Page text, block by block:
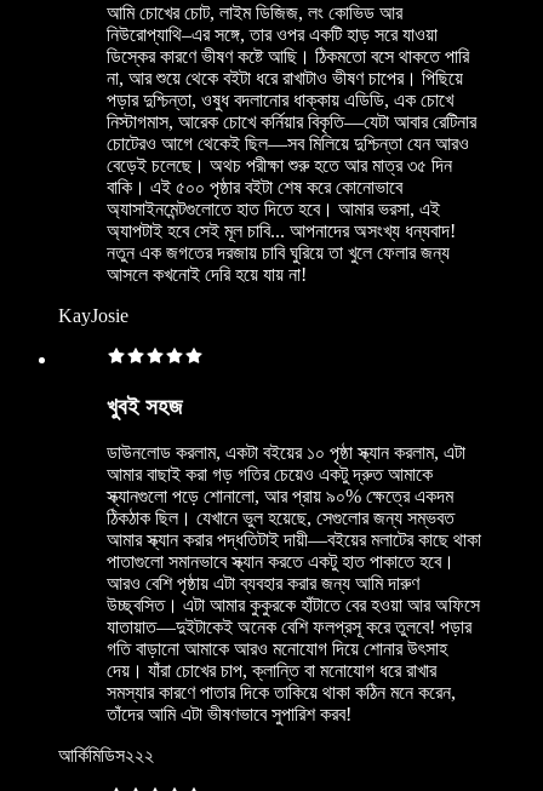
আমি চোখের চোট, লাইম ডিজিজ, লং কোভিড আর
নিউরোপ্যাথি–এর সঙ্গে, তার ওপর একটি হাড় সরে যাওয়া
ডিস্কের কারণে ভীষণ কষ্টে আছি। ঠিকমতো বসে থাকতে পারি
না, আর শুয়ে থেকে বইটা ধরে রাখাটাও ভীষণ চাপের। পিছিয়ে
পড়ার দুশ্চিন্তা, ওষুধ বদলানোর ধাক্কায় এডিডি, এক চোখে
নিস্টাগমাস, আরেক চোখে কর্নিয়ার বিকৃতি—যেটা আবার রেটিনার
চোটেরও আগে থেকেই ছিল—সব মিলিয়ে দুশ্চিন্তা যেন আরও
বেড়েই চলেছে। অথচ পরীক্ষা শুরু হতে আর মাত্র ৩৫ দিন
বাকি। এই ৫০০ পৃষ্ঠার বইটা শেষ করে কোনোভাবে
অ্যাসাইনমেন্টগুলোতে হাত দিতে হবে। আমার ভরসা, এই
অ্যাপটাই হবে সেই মূল চাবি... আপনাদের অসংখ্য ধন্যবাদ!
নতুন এক জগতের দরজায় চাবি ঘুরিয়ে তা খুলে ফেলার জন্য
আসলে কখনোই দেরি হয়ে যায় না!
KayJosie
খুবই সহজ
ডাউনলোড করলাম, একটা বইয়ের ১০ পৃষ্ঠা স্ক্যান করলাম, এটা
আমার বাছাই করা গড় গতির চেয়েও একটু দ্রুত আমাকে
স্ক্যানগুলো পড়ে শোনালো, আর প্রায় ৯০% ক্ষেত্রে একদম
ঠিকঠাক ছিল। যেখানে ভুল হয়েছে, সেগুলোর জন্য সম্ভবত
আমার স্ক্যান করার পদ্ধতিটাই দায়ী—বইয়ের মলাটের কাছে থাকা
পাতাগুলো সমানভাবে স্ক্যান করতে একটু হাত পাকাতে হবে।
আরও বেশি পৃষ্ঠায় এটা ব্যবহার করার জন্য আমি দারুণ
উচ্ছ্বসিত। এটা আমার কুকুরকে হাঁটাতে বের হওয়া আর অফিসে
যাতায়াত—দুইটাকেই অনেক বেশি ফলপ্রসূ করে তুলবে! পড়ার
গতি বাড়ানো আমাকে আরও মনোযোগ দিয়ে শোনার উৎসাহ
দেয়। যাঁরা চোখের চাপ, ক্লান্তি বা মনোযোগ ধরে রাখার
সমস্যার কারণে পাতার দিকে তাকিয়ে থাকা কঠিন মনে করেন,
তাঁদের আমি এটা ভীষণভাবে সুপারিশ করব!
আর্কিমিডিস২২২